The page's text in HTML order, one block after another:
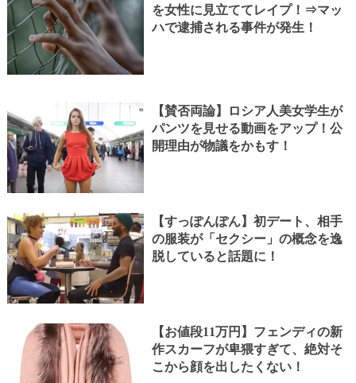
を女性に見立ててレイプ！⇒マッ
ハで逮捕される事件が発生！
【賛否両論】ロシア人美女学生が
パンツを見せる動画をアップ！公
開理由が物議をかもす！
【すっぽんぽん】初デート、相手
の服装が「セクシー」の概念を逸
脱していると話題に！
【お値段11万円】フェンディの新
作スカーフが卑猥すぎて、絶対そ
こから顔を出したくない！